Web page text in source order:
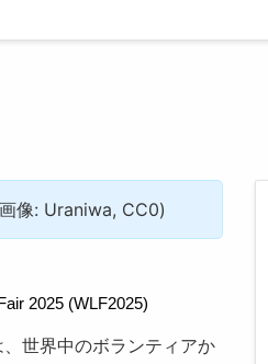
像: Uraniwa, CC0)
2025 (WLF2025)
世界中のボランティアか